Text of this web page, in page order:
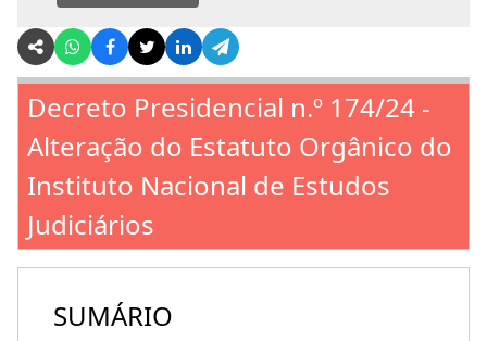
Decreto Presidencial n.º 174/24 -
Alteração do Estatuto Orgânico do
Instituto Nacional de Estudos
Judiciários
SUMÁRIO